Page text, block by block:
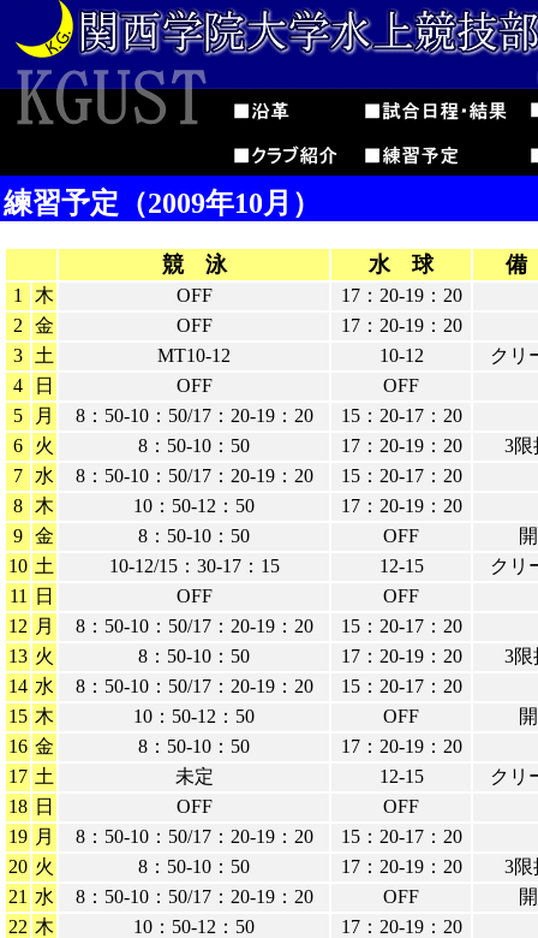
競 泳 水 球
1 木 OFF
17：20-19：20
2
金 OFF
17：20-19：20
3
土 MT10-12 10-12
クリ
4
日 OFF
OFF
5
月 8：50-10：50/17：20-19：20
15：20-17：20
6
火 8：50-10：50 17：20-19：20
3限
7
水 8：50-10：50/17：20-19：20
15：20-17：20
8
木 10：50-12：50
17：20-19：20
9 金 8：50-10：50 OFF
10 土 10-12/15：30-17：15 12-15
クリ
11
日 OFF
OFF
12 月 8：50-10：50/17：20-19：20
15：20-17：20
13 火 8：50-10：50 17：20-19：20
3限
14 水 8：50-10：50/17：20-19：20
15：20-17：20
15 木 10：50-12：50 OFF
16 金 8：50-10：50
17：20-19：20
17 土 未定 12-15
クリ
18 日 OFF
OFF
19 月 8：50-10：50/17：20-19：20
15：20-17：20
20 火 8：50-10：50 17：20-19：20
3限
21 水 8：50-10：50/17：20-19：20 OFF
22 木 10：50-12：50
17：20-19：20
練習予定（2009年10月）